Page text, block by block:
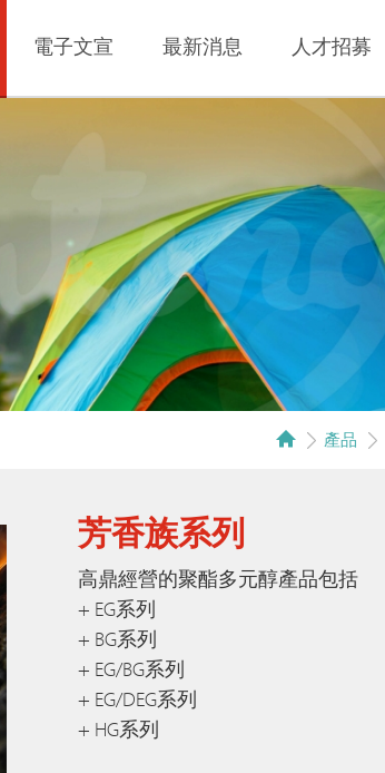
電子文宣 最新消息 人才招募
產品
芳香族系列
高鼎經營的聚酯多元醇產品包括
+ EG系列
+ BG系列
+ EG/BG系列
+ EG/DEG系列
+ HG系列